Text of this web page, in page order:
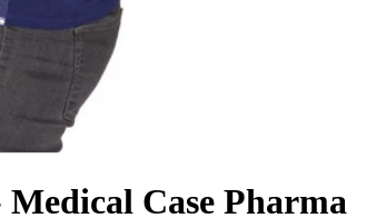
Case Pharma